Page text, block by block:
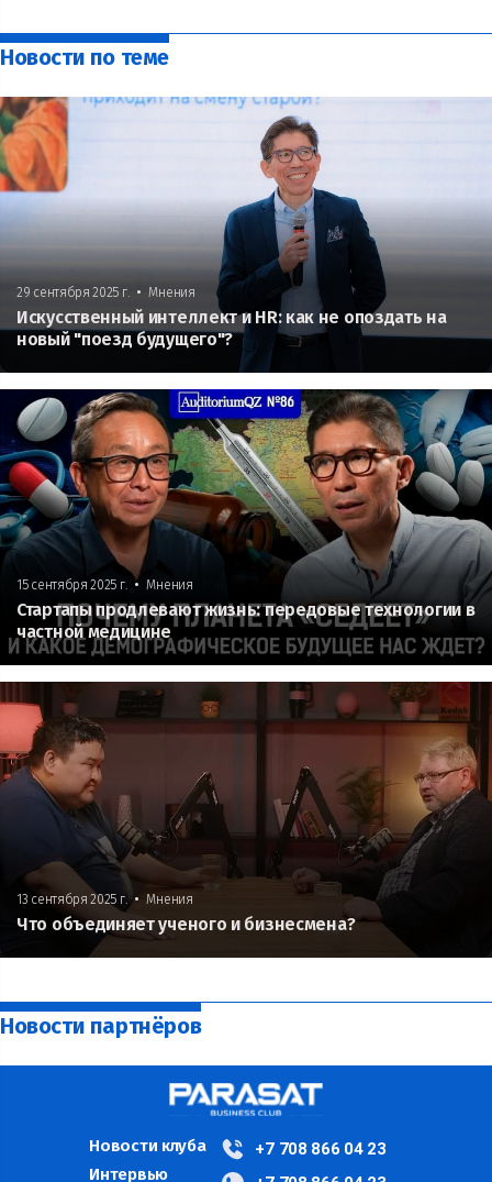
Новости по теме
29 сентября 2025 г. • Мнения
Искусственный интеллект и HR: как не опоздать на
новый "поезд будущего"?
15 сентября 2025 г. • Мнения
Стартапы продлевают жизнь: передовые технологии в
частной медицине
13 сентября 2025 г. • Мнения
Что объединяет ученого и бизнесмена?
Новости партнёров
Новости клуба
Интервью
+7 708 866 04 23